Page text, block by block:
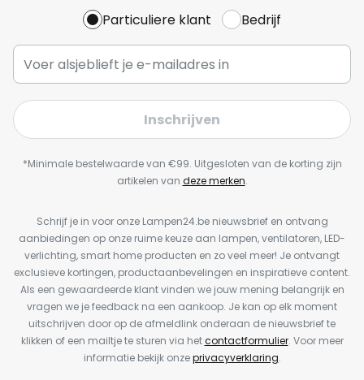
Particuliere klant Bedrijf
Inschrijven
*Minimale bestelwaarde van €99. Uitgesloten van de korting zijn
artikelen van deze merken.
Schrijf je in voor onze Lampen24.be nieuwsbrief en ontvang
aanbiedingen op onze ruime keuze aan lampen, ventilatoren, LED-
verlichting, smart home producten en zo veel meer! Je ontvangt
exclusieve kortingen, productaanbevelingen en inspiratieve content.
Als een gewaardeerde klant vinden we jouw mening belangrijk en
vragen we je feedback na een aankoop. Je kan op elk moment
uitschrijven door op de afmeldlink onderaan de nieuwsbrief te
klikken of een mailtje te sturen via hetcontactformulier. Voor meer
informatie bekijk onzeprivacyverklaring.